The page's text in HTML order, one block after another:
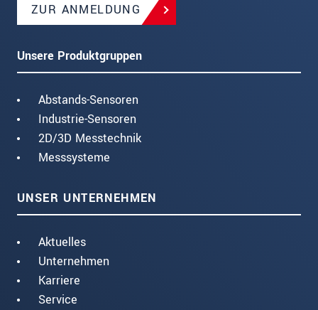
ZUR ANMELDUNG
Unsere Produktgruppen
Abstands-Sensoren
Industrie-Sensoren
2D/3D Messtechnik
Messsysteme
UNSER UNTERNEHMEN
Aktuelles
Unternehmen
Karriere
Service